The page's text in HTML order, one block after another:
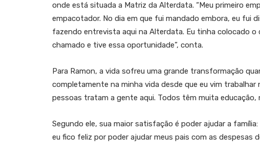
onde está situada a Matriz da Alterdata. “Meu primeiro
empacotador. No dia em que fui mandado embora, eu fui
fazendo entrevista aqui na Alterdata. Eu tinha colocado o
chamado e tive essa oportunidade”, conta.
Para Ramon, a vida sofreu uma grande transformação
completamente na minha vida desde que eu vim
pessoas tratam a gente aqui. Todos têm muita educação,
Segundo ele, sua maior satisfação é poder ajudar a
eu fico feliz por poder ajudar meus pais com as despesas